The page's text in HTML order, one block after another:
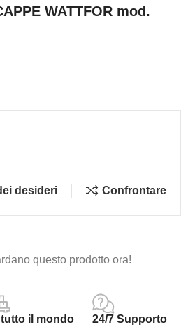
WATTFOR mod.
desideri Confrontare
questo prodotto ora!
tutto il mondo 24/7 Supporto